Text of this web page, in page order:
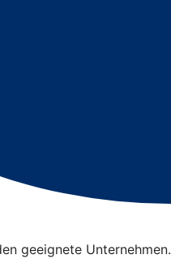
geeignete Unternehmen.